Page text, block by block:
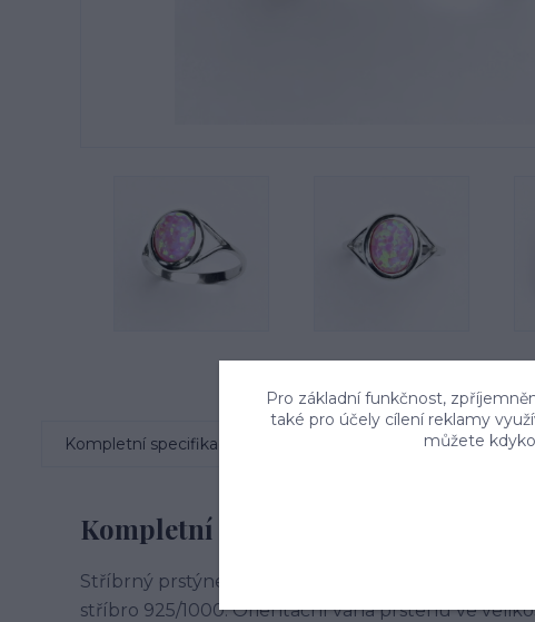
Kompletní specifikace
Kompletní specifikace
Stříbrný prstýnek je zdobentmavě růžovým
stříbro 925/1000. Orientační váha prstenu ve
Pro základní funkčnost,
také pro účely cílení reklamy
můžete